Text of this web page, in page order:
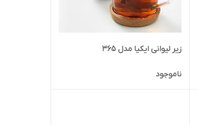
زیر لیوانی ایکیا مدل 365
ناموجود